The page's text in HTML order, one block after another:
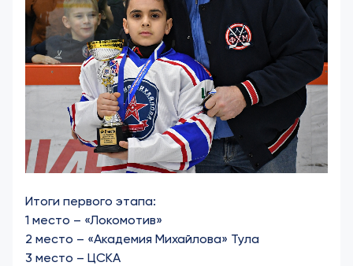
Итоги первого этапа:
1 место – «Локомотив»
2 место – «Академия Михайлова» Тула
3 место – ЦСКА